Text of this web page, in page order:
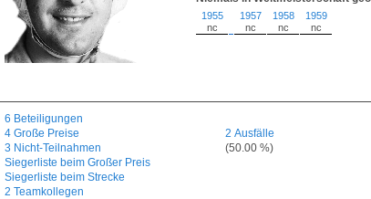
1955
nc
1957
nc
1958
nc
1959
nc
6 Beteiligungen
4 Große Preise
3 Nicht-Teilnahmen
Siegerliste beim Großer Preis
Siegerliste beim Strecke
2 Teamkollegen
2 Ausfälle
(50.00 %)